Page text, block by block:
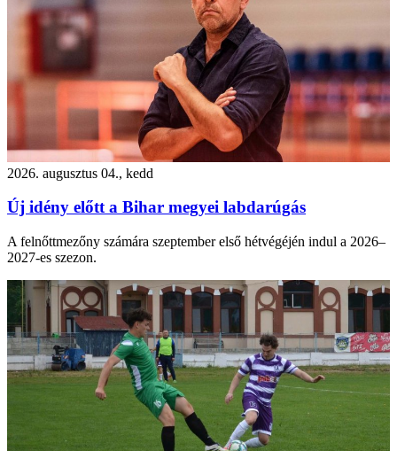
2026. augusztus 04., kedd
Új idény előtt a Bihar megyei labdarúgás
A felnőttmezőny számára szeptember első hétvégéjén indul a 2026–
2027-es szezon.